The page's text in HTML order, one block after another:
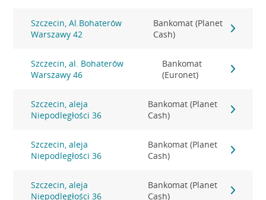
Szczecin, Al.Bohaterów
Warszawy 42
Bankomat (Planet
Cash)
Szczecin, al. Bohaterów
Warszawy 46
Bankomat
(Euronet)
Szczecin, aleja
Niepodległości 36
Bankomat (Planet
Cash)
Szczecin, aleja
Niepodległości 36
Bankomat (Planet
Cash)
Szczecin, aleja
Niepodległości 36
Bankomat (Planet
Cash)